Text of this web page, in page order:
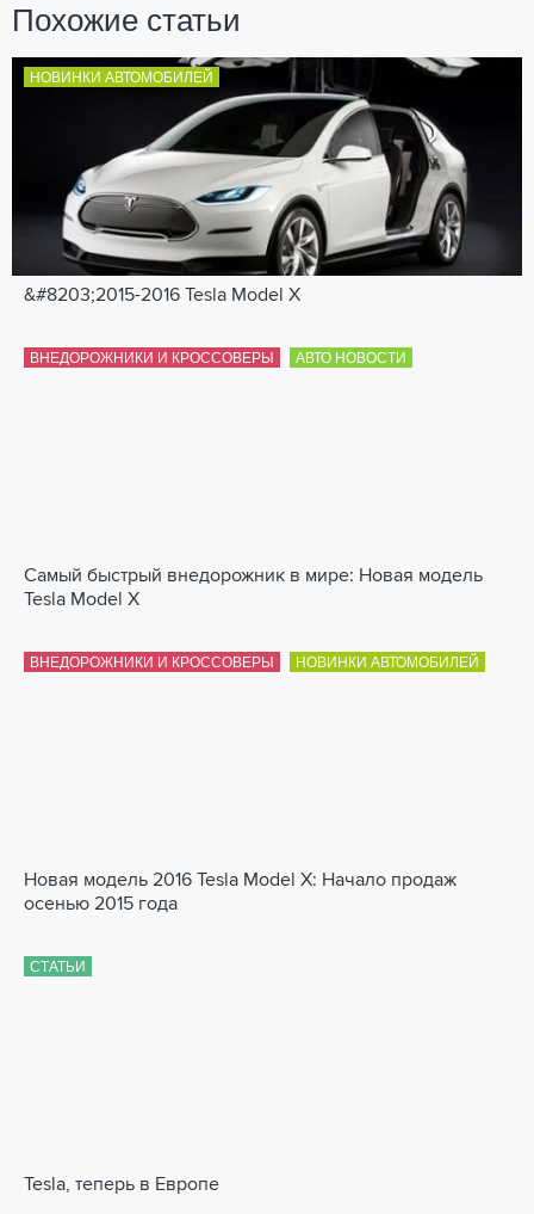
Похожие статьи
НОВИНКИ АВТОМОБИЛЕЙ
&#8203;2015-2016 Tesla Model X
ВНЕДОРОЖНИКИ И КРОССОВЕРЫ АВТО НОВОСТИ
Самый быстрый внедорожник в мире: Новая модель
Tesla Model X
ВНЕДОРОЖНИКИ И КРОССОВЕРЫ НОВИНКИ АВТОМОБИЛЕЙ
Новая модель 2016 Tesla Model X: Начало продаж
осенью 2015 года
СТАТЬИ
Tesla, теперь в Европе